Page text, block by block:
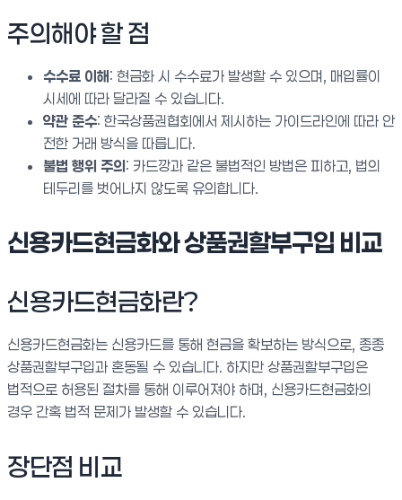
주의해야 할 점
수수료 이해: 현금화 시 수수료가 발생할 수 있으며, 매입률이
시세에 따라 달라질 수 있습니다.
약관 준수: 한국상품권협회에서 제시하는 가이드라인에 따라 안
전한 거래 방식을 따릅니다.
불법 행위 주의: 카드깡과 같은 불법적인 방법은 피하고, 법의
테두리를 벗어나지 않도록 유의합니다.
신용카드현금화와 상품권할부구입 비교
신용카드현금화란?
신용카드현금화는 신용카드를 통해 현금을 확보하는 방식으로, 종종
상품권할부구입과 혼동될 수 있습니다. 하지만 상품권할부구입은
법적으로 허용된 절차를 통해 이루어져야 하며, 신용카드현금화의
경우 간혹 법적 문제가 발생할 수 있습니다.
장단점 비교